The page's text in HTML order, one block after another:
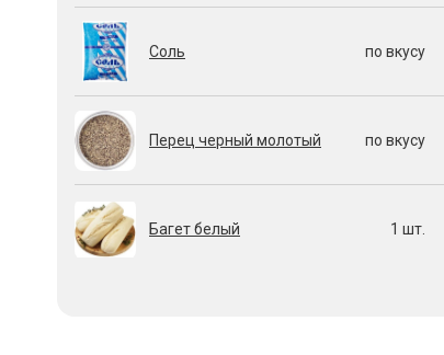
Соль по вкусу
Перец черный молотый по вкусу
Багет белый 1 шт.